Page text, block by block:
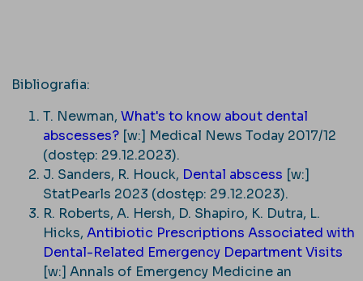
Bibliografia:
T. Newman, What's to know about dental
abscesses? [w:] Medical News Today 2017/12
(dostęp: 29.12.2023).
J. Sanders, R. Houck, Dental abscess [w:]
StatPearls 2023 (dostęp: 29.12.2023).
R. Roberts, A. Hersh, D. Shapiro, K. Dutra, L.
Hicks, Antibiotic Prescriptions Associated with
Dental-Related Emergency Department Visits
[w:] Annals of Emergency Medicine an